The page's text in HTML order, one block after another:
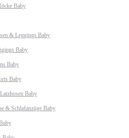
Baby
& Leggings Baby
Baby
Baby
Baby
Baby
& Schlafanzüge Baby